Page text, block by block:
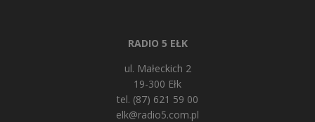
RADIO 5 EŁK
ul. Małeckich 2
19-300 Ełk
tel. (87) 621 59 00
elk@radio5.com.pl